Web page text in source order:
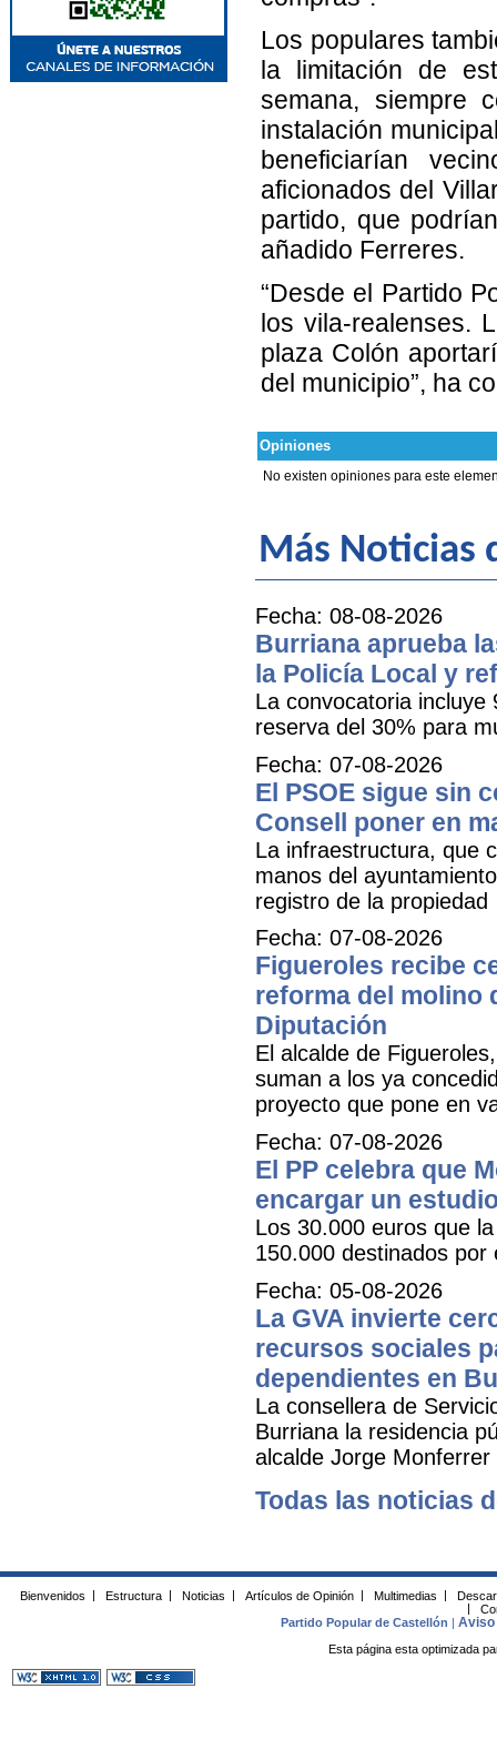
Los populares
la limitación de
semana, siempre
instalación
beneficiarían
aficionados del
partido, que
añadido Ferreres.
“Desde el Partido
los vila-realenses.
plaza Colón
del municipio”, ha
Opiniones
No existen opiniones para este
Más Noticias
Fecha: 08-08-2026
Burriana aprueba
la Policía Local y
La convocatoria
reserva del 30% para
Fecha: 07-08-2026
El PSOE sigue sin
Consell poner en
La infraestructura, que
manos del
registro de la propiedad
Fecha: 07-08-2026
Figueroles recibe
reforma del molino
Diputación
El alcalde de
suman a los ya
proyecto que pone en
Fecha: 07-08-2026
El PP celebra que
encargar un
Los 30.000 euros que
150.000 destinados
Fecha: 05-08-2026
La GVA invierte
recursos sociales
dependientes en
La consellera de
Burriana la residencia
alcalde Jorge Monferrer
Todas las noticias
Bienvenidos Estructura Noticias Artículos de Opinión Multimedias
Partido Popular de Castellón
|Aviso
Esta página esta optimizada